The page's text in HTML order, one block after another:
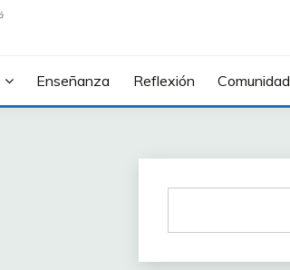
Enseñanza Reflexión Comunidad